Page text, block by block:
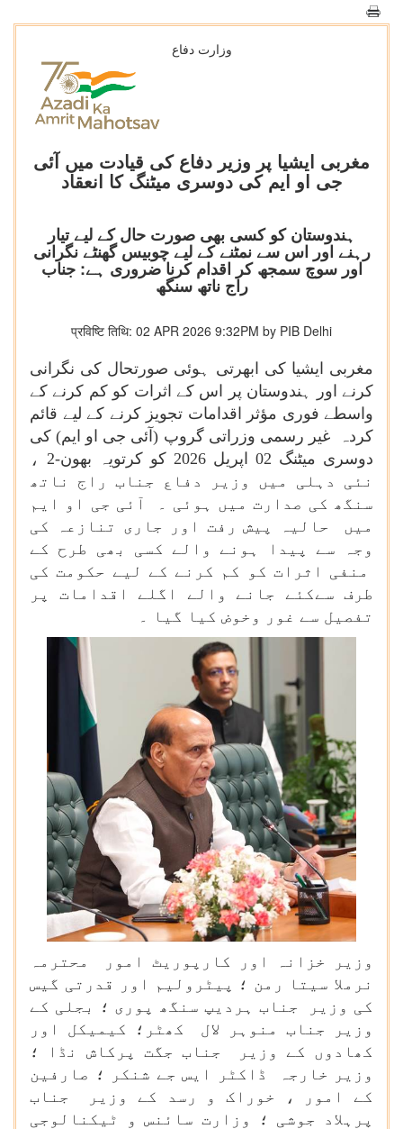
وزارت دفاع
مغربی ایشیا پر وزیر دفاع کی قیادت میں آئی
جی او ایم کی دوسری میٹنگ کا انعقاد
ہندوستان کو کسی بھی صورت حال کے لیے تیار
رہنے اور اس سے نمٹنے کے لیے چوبیس گھنٹے نگرانی
اور سوچ سمجھ کر اقدام کرنا ضروری ہے: جناب
راج ناتھ سنگھ
प्रविष्टि तिथि: 02 APR 2026 9:32PM by PIB Delhi
مغربی ایشیا کی ابھرتی ہوئی صورتحال کی نگرانی
کرنے اور ہندوستان پر اس کے اثرات کو کم کرنے کے
واسطے فوری مؤثر اقدامات تجویز کرنے کے لیے قائم
کردہ غیر رسمی وزراتی گروپ (آئی جی او ایم) کی
دوسری میٹنگ 02 اپریل 2026 کو کرتویہ بھون-2 ،
نئی دہلی میں وزیر دفاع جناب راج ناتھ
سنگھ کی صدارت میں ہوئی ۔ آئی جی او ایم
میں حالیہ پیش رفت اور جاری تنازعہ کی
وجہ سے پیدا ہونے والے کسی بھی طرح کے
منفی اثرات کو کم کرنے کے لیے حکومت کی
طرف سےکئے جانے والے اگلے اقدامات پر
تفصیل سے غور وخوض کیا گیا ۔
وزیر خزانہ اور کارپوریٹ امور محترمہ
نرملا سیتا رمن ؛ پیٹرولیم اور قدرتی گیس
کی وزیر جناب ہردیپ سنگھ پوری ؛ بجلی کے
وزیر جناب منوہر لال کھٹر؛ کیمیکل اور
کھادوں کے وزیر جناب جگت پرکاش نڈا ؛
وزیر خارجہ ڈاکٹر ایس جے شنکر ؛ صارفین
کے امور ، خوراک و رسد کے وزیر جناب
پرہلاد جوشی ؛ وزارت سائنس و ٹیکنالوجی